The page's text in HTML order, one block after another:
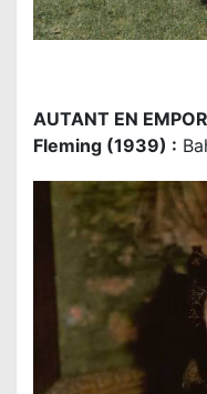
AUTANT EN
Fleming (1939) :